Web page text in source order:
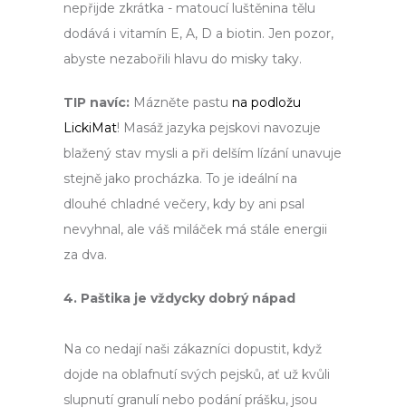
nepřijde zkrátka - matoucí luštěnina tělu
dodává i vitamín E, A, D a biotin. Jen pozor,
abyste nezabořili hlavu do misky taky.
TIP navíc: Mázněte pastu na podložu
LickiMat! Masáž jazyka pejskovi navozuje
blažený stav mysli a při delším lízání unavuje
stejně jako procházka. To je ideální na
dlouhé chladné večery, kdy by ani psal
nevyhnal, ale váš miláček má stále energii
za dva.
4. Paštika je vždycky dobrý nápad
Na co nedají naši zákazníci dopustit, když
dojde na oblafnutí svých pejsků, ať už kvůli
slupnutí granulí nebo podání prášku, jsou